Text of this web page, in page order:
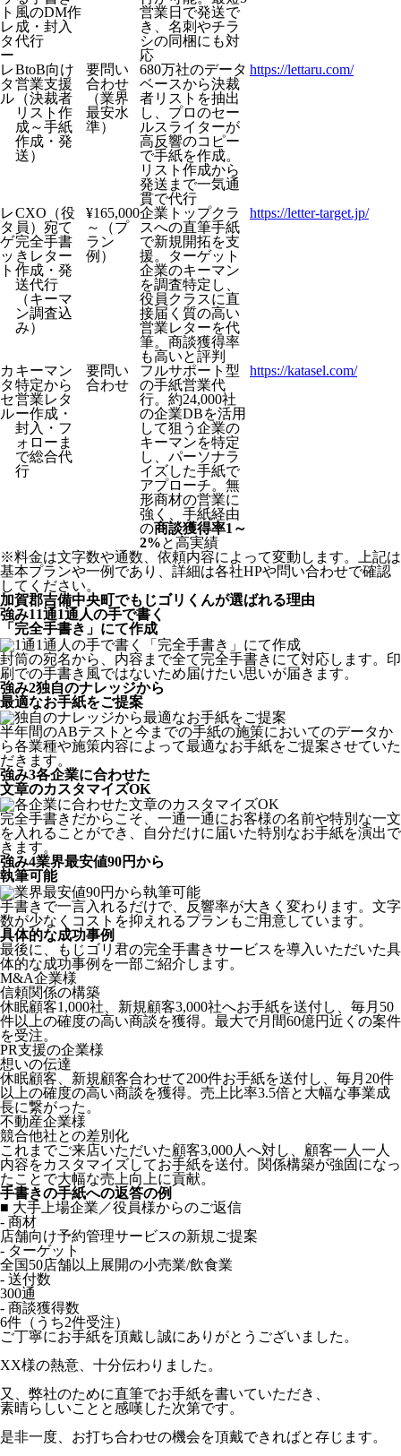
ト
レ
タ
ー
風のDM作
成・封入
代行
営業日で発送で
き、名刺やチラ
シの同梱にも対
応
レ
タ
ル
BtoB向け
営業支援
（決裁者
リスト作
成～手紙
作成・発
送）
要問い
合わせ
（業界
最安水
準）
680万社のデータ
ベースから決裁
者リストを抽出
し、プロのセー
ルスライターが
高反響のコピー
で手紙を作成。
リスト作成から
発送まで一気通
貫で代行
https://lettaru.com/
レ
タ
ゲ
ッ
ト
CXO（役
員）宛て
完全手書
きレター
作成・発
送代行
（キーマ
ン調査込
み）
¥165,000
～（プ
ラン
例）
企業トップクラ
スへの直筆手紙
で新規開拓を支
援。ターゲット
企業のキーマン
を調査特定し、
役員クラスに直
接届く質の高い
営業レターを代
筆。商談獲得率
も高いと評判
https://letter-target.jp/
カ
タ
セ
ル
キーマン
特定から
営業レタ
ー作成・
封入・フ
ォローま
で総合代
行
要問い
合わせ
フルサポート型
の手紙営業代
行。約24,000社
の企業DBを活用
して狙う企業の
キーマンを特定
し、パーソナラ
イズした手紙で
アプローチ。無
形商材の営業に
強く、手紙経由
の商談獲得率1～
2%と高実績
https://katasel.com/
※料金は文字数や通数、依頼内容によって変動します。上記は
基本プランや一例であり、詳細は各社HPや問い合わせで確認
してください。​
加賀郡吉備中央町でもじゴリくんが選ばれる理由
強み11通1通人の手で書く
「完全手書き」にて作成
封筒の宛名から、内容まで全て完全手書きにて対応します。印
刷での手書き風ではないため届けたい思いが届きます。
強み2独自のナレッジから
最適なお手紙をご提案
半年間のABテストと今までの手紙の施策においてのデータか
ら各業種や施策内容によって最適なお手紙をご提案させていた
だきます。
強み3各企業に合わせた
文章のカスタマイズOK
完全手書きだからこそ、一通一通にお客様の名前や特別な一文
を入れることができ、自分だけに届いた特別なお手紙を演出で
きます。
強み4業界最安値90円から
執筆可能
手書きで一言入れるだけで、反響率が大きく変わります。文字
数が少なくコストを抑えれるプランもご用意しています。
具体的な成功事例
最後に、もじゴリ君の完全手書きサービスを導入いただいた具
体的な成功事例を一部ご紹介します。
M&A企業様
信頼関係の構築
休眠顧客1,000社、新規顧客3,000社へお手紙を送付し、毎月50
件以上の確度の高い商談を獲得。最大で月間60億円近くの案件
を受注。
PR支援の企業様
想いの伝達
休眠顧客、新規顧客合わせて200件お手紙を送付し、毎月20件
以上の確度の高い商談を獲得。売上比率3.5倍と大幅な事業成
長に繋がった。
不動産企業様
競合他社との差別化
これまでご来店いただいた顧客3,000人へ対し、顧客一人一人
内容をカスタマイズしてお手紙を送付。関係構築が強固になっ
たことで大幅な売上向上に貢献。
手書きの手紙への返答の例
■ 大手上場企業／役員様からのご返信
- 商材
店舗向け予約管理サービスの新規ご提案
- ターゲット
全国50店舗以上展開の小売業/飲食業
- 送付数
300通
- 商談獲得数
6件（うち2件受注）
ご丁寧にお手紙を頂戴し誠にありがとうございました。
XX様の熱意、十分伝わりました。
又、弊社のために直筆でお手紙を書いていただき、
素晴らしいことと感嘆した次第です。
是非一度、お打ち合わせの機会を頂戴できればと存じます。